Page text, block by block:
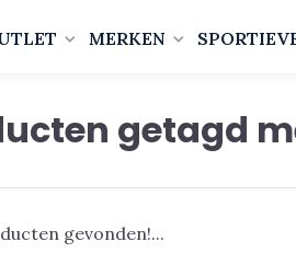
MERKEN
getagd
gevonden!...